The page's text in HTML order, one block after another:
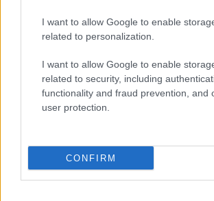
I want to allow Google to enable
related to personalization.
I want to allow Google to enable
related to security, including
functionality and fraud prevention, and
user protection.
CONFIRM
alla Z
Smorfia
Sogni Ricorrenti
SmorfiaNapoletana.org – Tutti i
Cookie Policy